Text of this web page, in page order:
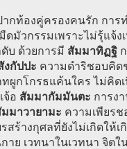
ากท้องคู่ครองคนรัก กา
มืดมัวกรรมเพราะไม่รุ้แ
บ ด้วยการมี สัมมาทิฏฐิ
งกัปปะ ความดำริชอบคิด
ผูกโกรธแค้นใคร ไม่คิด
จ้อ สัมมากัมมันตะ การง
มาวายามะ ความเพียรช
รสร้างกุศลที่ยังไม่เกิดให้
าย เวทนาในเวทนา จิต